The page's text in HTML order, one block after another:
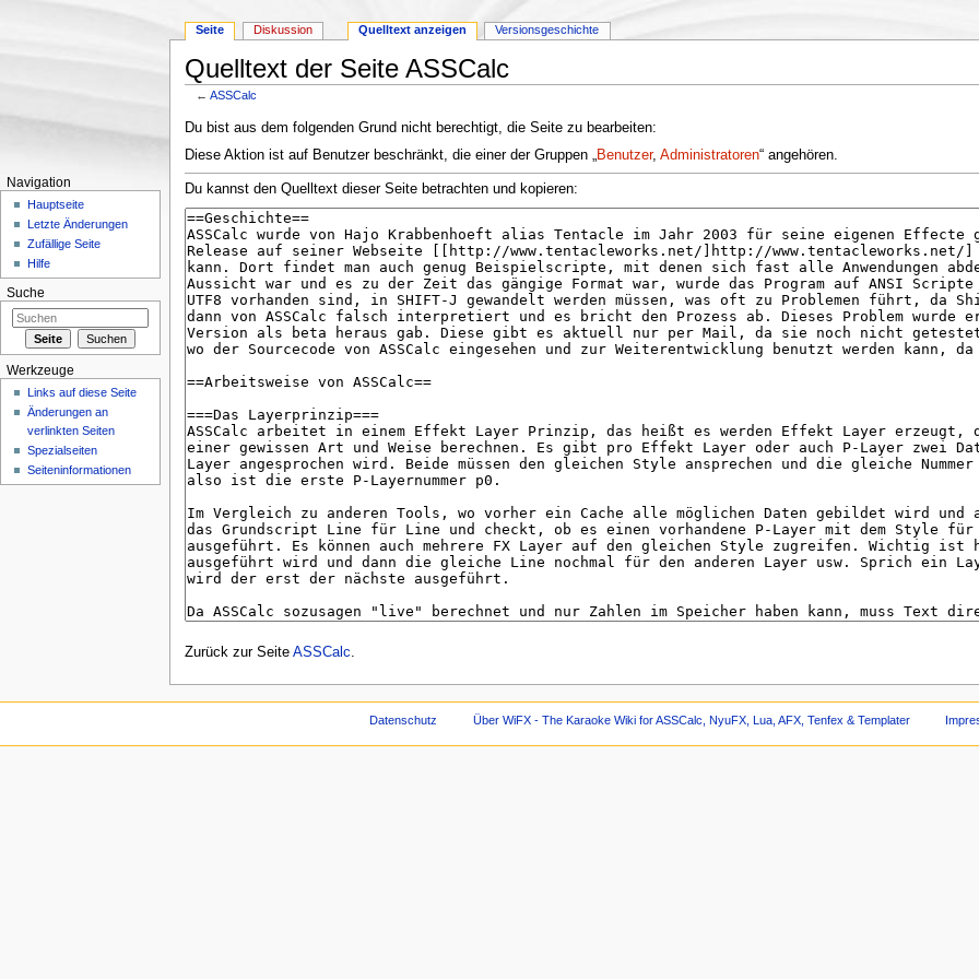
Quelltext der Seite ASSCalc
←ASSCalc
Du bist aus dem folgenden Grund nicht berechtigt, die Seite zu bearbeiten:
Diese Aktion ist auf Benutzer beschränkt, die einer der Gruppen „Benutzer, Administratoren“ angehören.
Du kannst den Quelltext dieser Seite betrachten und kopieren:
Zurück zur Seite ASSCalc.
Seite Diskussion Quelltext anzeigen Versionsgeschichte
Navigation
Hauptseite
Letzte Änderungen
Zufällige Seite
Hilfe
Suche
Werkzeuge
Links auf diese Seite
Änderungen an
verlinkten Seiten
Spezialseiten
Seiteninformationen
Datenschutz Über WiFX - The Karaoke Wiki for ASSCalc, NyuFX, Lua, AFX, Tenfex & Templater